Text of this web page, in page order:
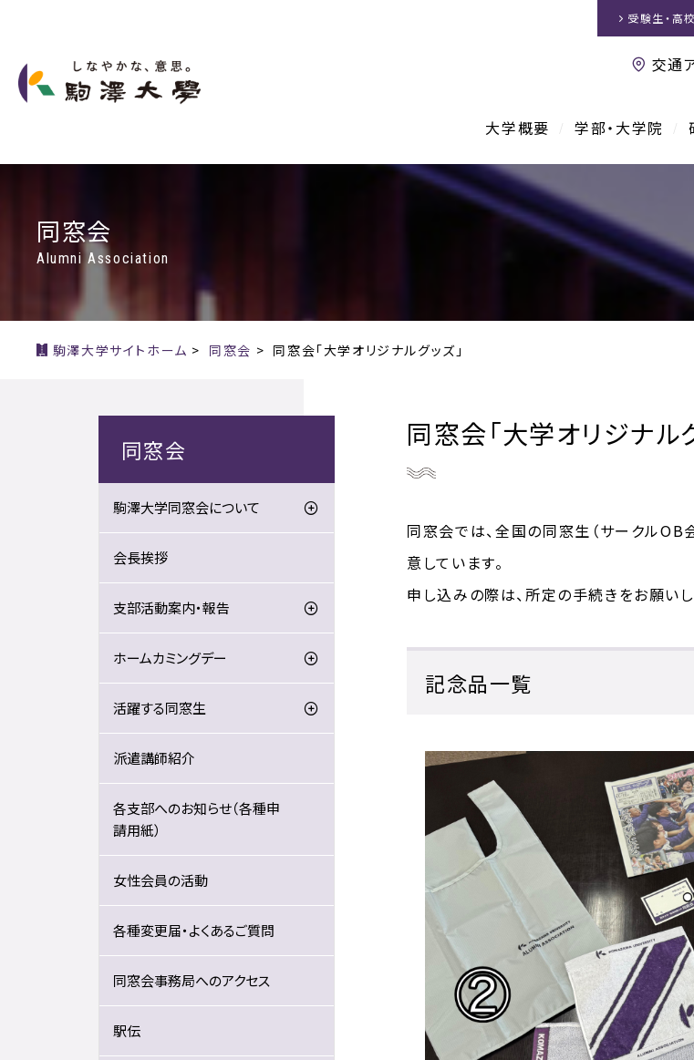
大学概要 学部・大学院
受験生・高
交通
同窓会
Alumni Association
駒澤大学サイトホーム > 同窓会 > 同窓会「大学オリジナルグッズ」
同窓会「大学オリジナル
同窓会では、全国の同窓生（サークルOB
意しています。
申し込みの際は、所定の手続きをお願いし
記念品一覧
同窓会
駒澤大学同窓会について
会長挨拶
支部活動案内・報告
ホームカミングデー
活躍する同窓生
派遣講師紹介
各支部へのお知らせ（各種申
請用紙）
女性会員の活動
各種変更届・よくあるご質問
同窓会事務局へのアクセス
駅伝